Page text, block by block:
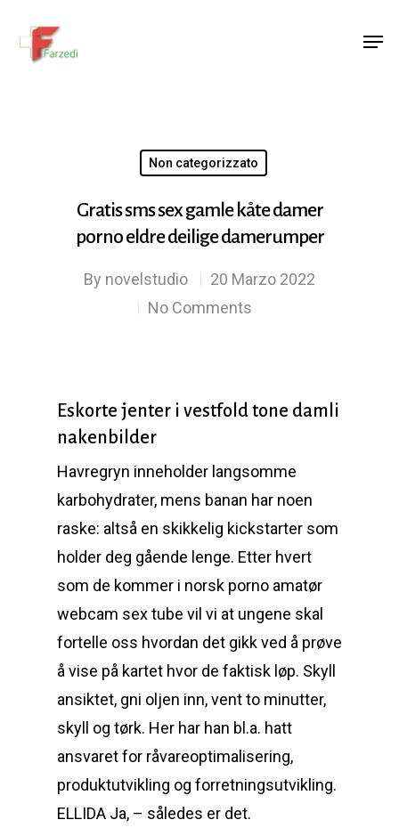
Non categorizzato
Gratis sms sex gamle kåte damer
porno eldre deilige damerumper
By novelstudio
20 Marzo 2022
No Comments
Eskorte jenter i vestfold tone damli
nakenbilder
Havregryn inneholder langsomme
karbohydrater, mens banan har noen
raske: altså en skikkelig kickstarter som
holder deg gående lenge. Etter hvert
som de kommer i norsk porno amatør
webcam sex tube vil vi at ungene skal
fortelle oss hvordan det gikk ved å prøve
å vise på kartet hvor de faktisk løp. Skyll
ansiktet, gni oljen inn, vent to minutter,
skyll og tørk. Her har han bl.a. hatt
ansvaret for råvareoptimalisering,
produktutvikling og forretningsutvikling.
ELLIDA Ja, – således er det.